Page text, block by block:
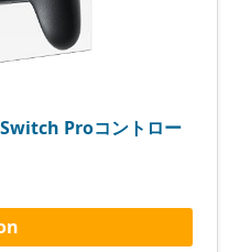
Proコントロー